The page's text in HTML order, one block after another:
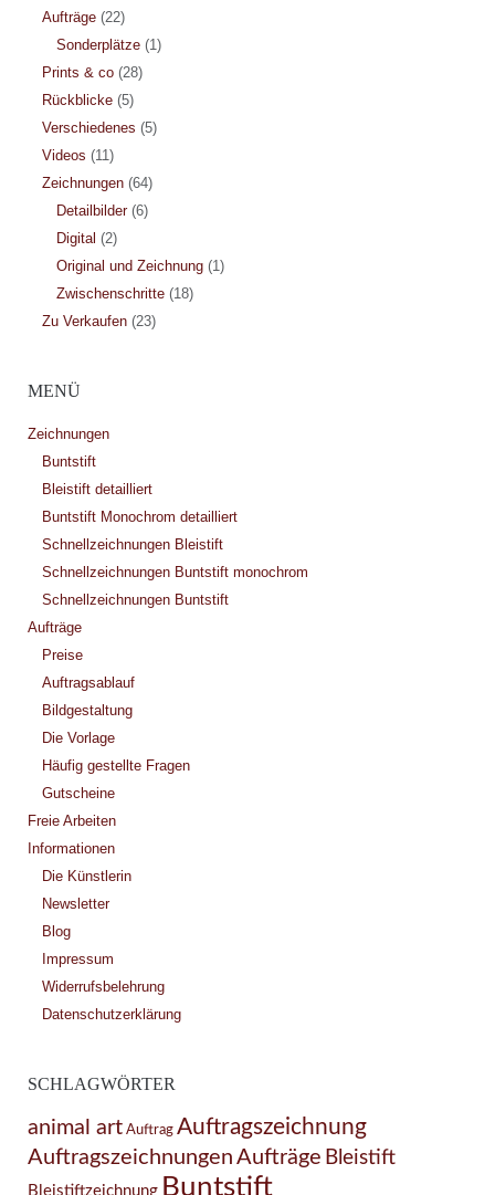
Aufträge(22)
Sonderplätze(1)
Prints & co(28)
Rückblicke(5)
Verschiedenes (5)
Videos (11)
Zeichnungen(64)
Detailbilder(6)
Digital (2)
Original und Zeichnung(1)
Zwischenschritte(18)
Zu Verkaufen(23)
MENÜ
Zeichnungen
Buntstift
Bleistift detailliert
Buntstift Monochrom detailliert
Schnellzeichnungen Bleistift
Schnellzeichnungen Buntstift monochrom
Schnellzeichnungen Buntstift
Aufträge
Preise
Auftragsablauf
Bildgestaltung
Die Vorlage
Häufig gestellte Fragen
Gutscheine
Freie Arbeiten
Informationen
Die Künstlerin
Newsletter
Blog
Impressum
Widerrufsbelehrung
Datenschutzerklärung
SCHLAGWÖRTER
animal art Auftrag Auftragszeichnung
Auftragszeichnungen Aufträge Bleistift
Bleistiftzeichnung Buntstift